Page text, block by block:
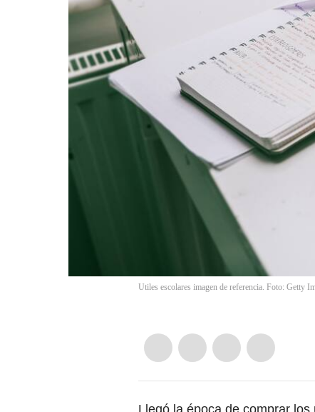
Utiles escolares imagen de referencia. Foto: Getty